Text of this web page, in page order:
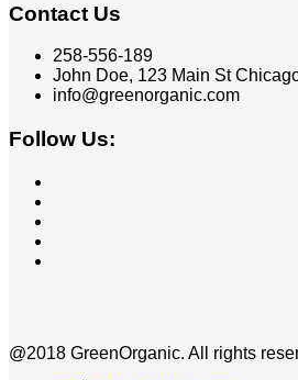
Contact Us
258-556-189
John Doe, 123 Main St
info@greenorganic.com
Follow Us:
@2018 GreenOrganic. All rights